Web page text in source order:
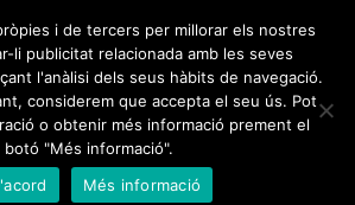
1995, Medalla d'Honor de Barcelona 2012
i de tercers per millorar els nostres
li publicitat relacionada amb les seves
l'anàlisi dels seus hàbits de navegació.
considerem que accepta el seu ús. Pot
o obtenir més informació prement el
botó "Més informació".
Més informació